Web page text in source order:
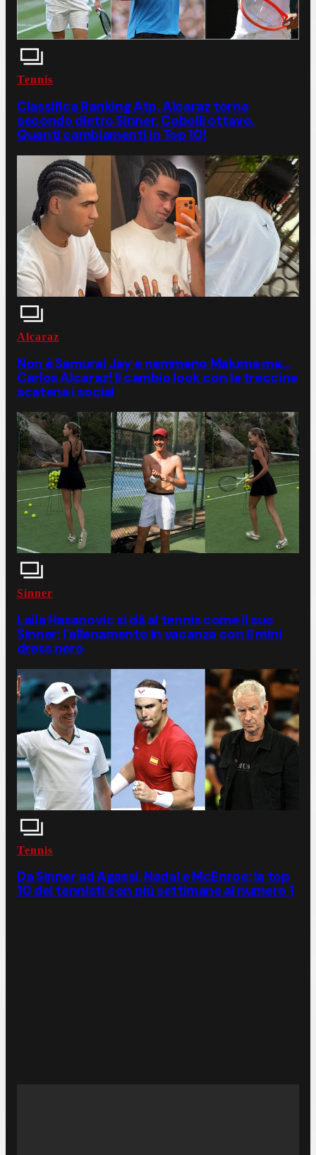
Tennis
Classifica Ranking Atp, Alcaraz torna
secondo dietro Sinner, Cobolli ottavo.
Quanti cambiamenti in Top 10!
Alcaraz
Non è Samurai Jay e nemmeno Maluma ma...
Carlos Alcaraz! Il cambio look con le treccine
scatena i social
Sinner
Laila Hasanovic si dà al tennis come il suo
Sinner: l'allenamento in vacanza con il mini
dress nero
Tennis
Da Sinner ad Agassi, Nadal e McEnroe: la top
10 dei tennisti con più settimane al numero 1